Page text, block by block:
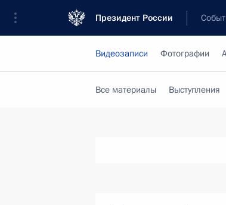
Президент России
Видеозаписи Фотографии
Все материалы Выступления